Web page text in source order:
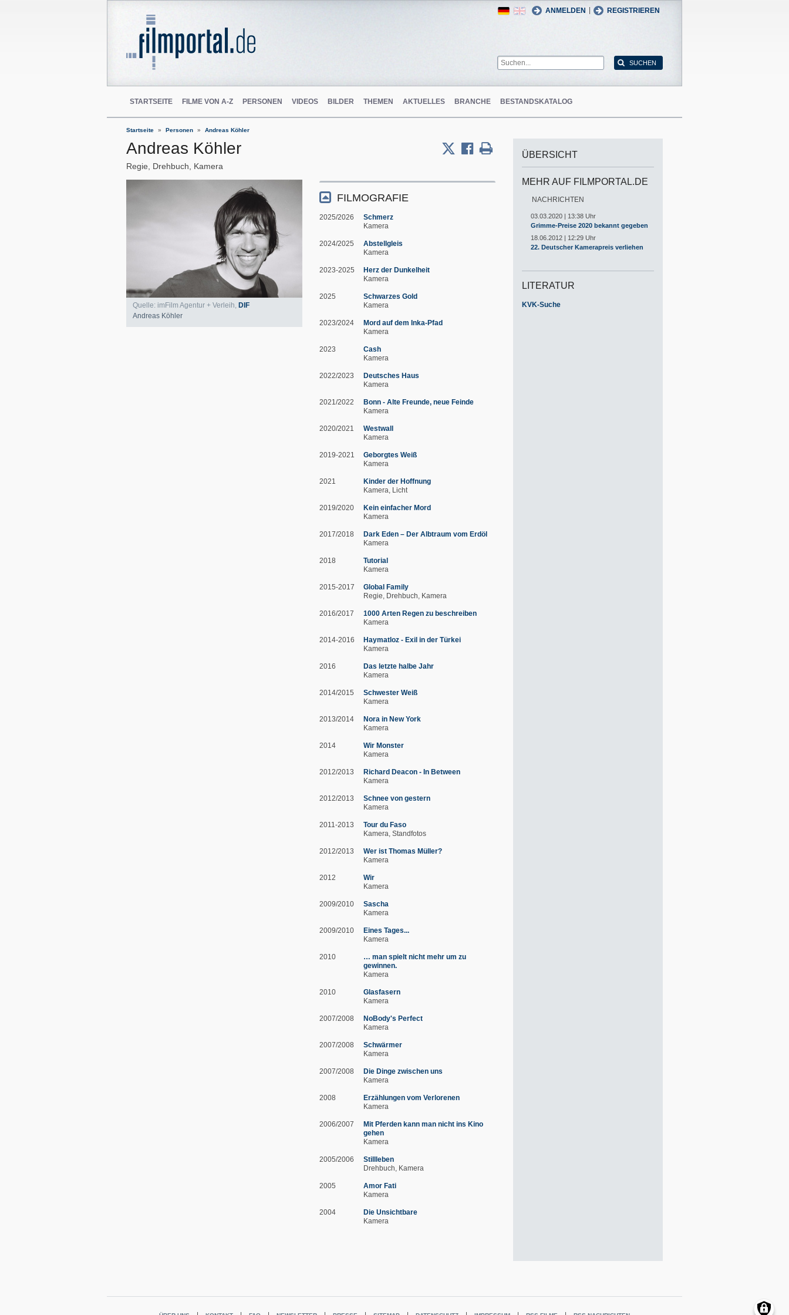
ANMELDEN REGISTRIEREN
English
German
STARTSEITE FILME VON A-Z PERSONEN VIDEOS BILDER THEMEN AKTUELLES BRANCHE BESTANDSKATALOG
Startseite Personen Andreas Köhler
Andreas Köhler
Regie, Drehbuch, Kamera
Quelle: imFilm Agentur + Verleih, DIF
Andreas Köhler
FILMOGRAFIE
2025/2026
Schmerz
Kamera
2024/2025
Abstellgleis
Kamera
2023-2025
Herz der Dunkelheit
Kamera
2025
Schwarzes Gold
Kamera
2023/2024
Mord auf dem Inka-Pfad
Kamera
2023
Cash
Kamera
2022/2023
Deutsches Haus
Kamera
2021/2022
Bonn - Alte Freunde, neue Feinde
Kamera
2020/2021
Westwall
Kamera
2019-2021
Geborgtes Weiß
Kamera
2021
Kinder der Hoffnung
Kamera Licht
2019/2020
Kein einfacher Mord
Kamera
2017/2018
Dark Eden – Der Albtraum vom Erdöl
Kamera
2018
Tutorial
Kamera
2015-2017
Global Family
Regie Drehbuch Kamera
2016/2017
1000 Arten Regen zu beschreiben
Kamera
2014-2016
Haymatloz - Exil in der Türkei
Kamera
2016
Das letzte halbe Jahr
Kamera
2014/2015
Schwester Weiß
Kamera
2013/2014
Nora in New York
Kamera
2014
Wir Monster
Kamera
2012/2013
Richard Deacon - In Between
Kamera
2012/2013
Schnee von gestern
Kamera
2011-2013
Tour du Faso
Kamera Standfotos
2012/2013
Wer ist Thomas Müller?
Kamera
2012
Wir
Kamera
2009/2010
Sascha
Kamera
2009/2010
Eines Tages...
Kamera
2010
… man spielt nicht mehr um zu
gewinnen.
Kamera
2010
Glasfasern
Kamera
2007/2008
NoBody's Perfect
Kamera
2007/2008
Schwärmer
Kamera
2007/2008
Die Dinge zwischen uns
Kamera
2008
Erzählungen vom Verlorenen
Kamera
2006/2007
Mit Pferden kann man nicht ins Kino
gehen
Kamera
2005/2006
Stillleben
Drehbuch Kamera
2005
Amor Fati
Kamera
2004
Die Unsichtbare
Kamera
ÜBERSICHT
MEHR AUF FILMPORTAL.DE
NACHRICHTEN
03.03.2020 | 13:38 Uhr
Grimme-Preise 2020 bekannt gegeben
18.06.2012 | 12:29 Uhr
22. Deutscher Kamerapreis verliehen
LITERATUR
KVK-Suche